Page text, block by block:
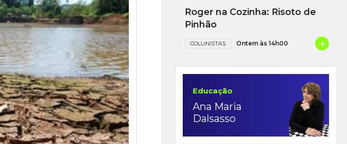
Roger na Cozinha: Risoto de
Pinhão
COLUNISTAS Ontem às 14h00 +
Educação
Ana Maria
Dalsasso